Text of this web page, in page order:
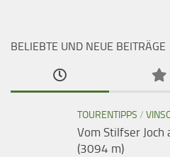
BELIEBTE UND NEUE BEITRÄGE
TOURENTIPPS /
Vom Stilfser Joch
(3094 m)